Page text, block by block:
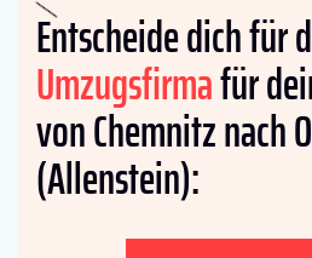
Entscheide dich für
Umzugsfirmafür
von Chemnitz nach
(Allenstein):